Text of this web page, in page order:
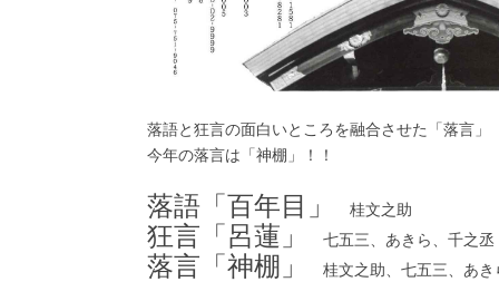
落語と狂言の面白いところを融合させた「落言」
今年の落言は「神棚」！！
落語「百年目」 桂文之助
狂言「呂蓮」 七五三、あきら、千之丞
落言「神棚」 桂文之助、七五三、あき